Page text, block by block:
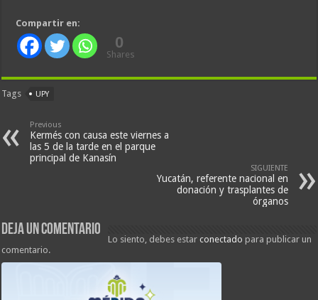
Compartir en:
0
Shares
Tags UPY
Previous
Kermés con causa este viernes a
las 5 de la tarde en el parque
principal de Kanasín
SIGUIENTE
Yucatán, referente nacional en
donación y trasplantes de
órganos
Deja un comentario
Lo siento, debes estarconectado para publicar un
comentario.